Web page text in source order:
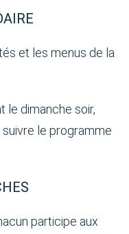
et les menus de la
le dimanche soir,
suivre le programme
participe aux